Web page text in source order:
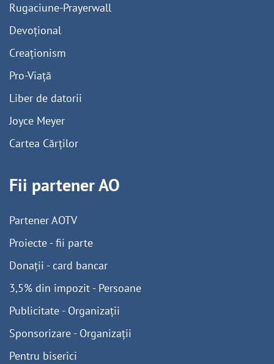
Rugaciune-Prayerwall
Devoțional
Creaționism
Pro-Viață
Liber de datorii
Joyce Meyer
Cartea Cărților
Fii partener AO
Partener AOTV
Proiecte - fii parte
Donații - card bancar
3,5% din impozit - Persoane
Publicitate - Organizații
Sponsorizare - Organizații
Pentru biserici